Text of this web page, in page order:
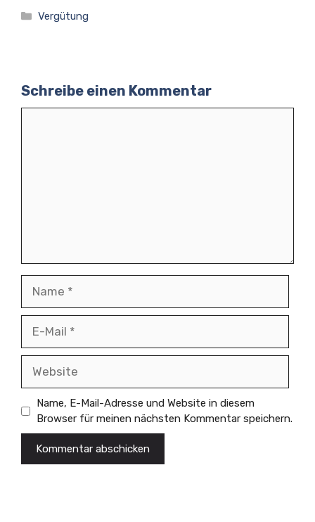
Kategorien
Vergütung
Schreibe einen Kommentar
Mail
Name, E-Mail-Adresse und Website in diesem
Browser für meinen nächsten Kommentar speichern.